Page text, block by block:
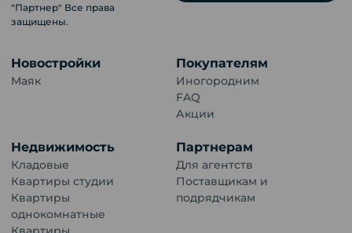
"Партнер" Все права
защищены.
Новостройки
Маяк
Покупателям
Иногородним
FAQ
Акции
Недвижимость
Кладовые
Квартиры студии
Квартиры
однокомнатные
Партнерам
Для агентств
Поставщикам и
подрядчикам